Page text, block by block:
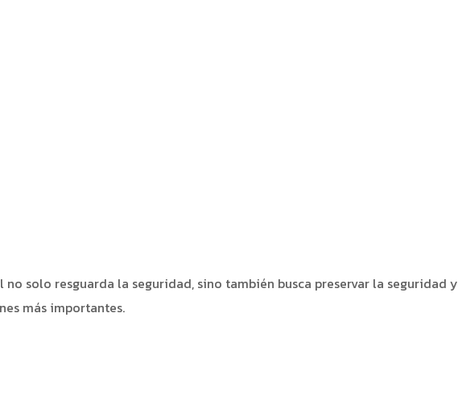
solo resguarda la seguridad, sino también busca preservar la seguridad y
más importantes.